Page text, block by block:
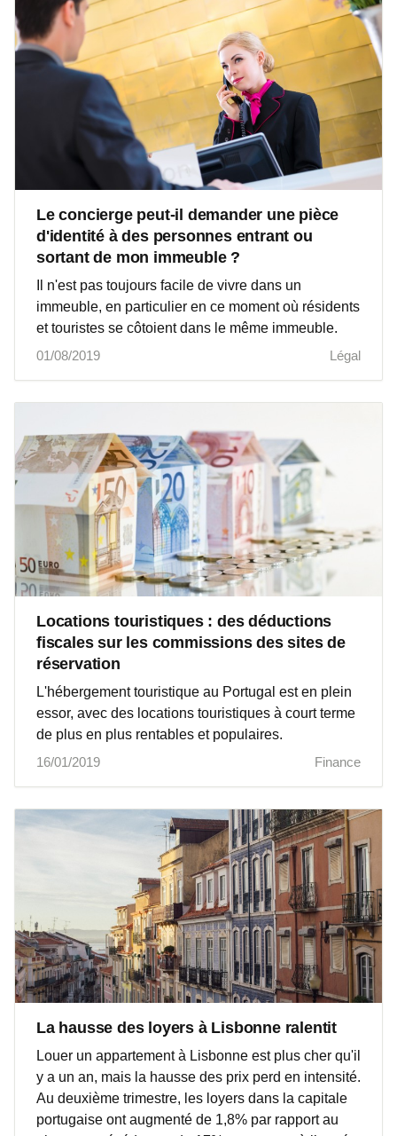
Le concierge peut-il demander une pièce
d'identité à des personnes entrant ou
sortant de mon immeuble ?
Il n'est pas toujours facile de vivre dans un
immeuble, en particulier en ce moment où résidents
et touristes se côtoient dans le même immeuble.
01/08/2019
Légal
Locations touristiques : des déductions
fiscales sur les commissions des sites de
réservation
L'hébergement touristique au Portugal est en plein
essor, avec des locations touristiques à court terme
de plus en plus rentables et populaires.
16/01/2019
Finance
La hausse des loyers à Lisbonne ralentit
Louer un appartement à Lisbonne est plus cher qu'il
y a un an, mais la hausse des prix perd en intensité.
Au deuxième trimestre, les loyers dans la capitale
portugaise ont augmenté de 1,8% par rapport au